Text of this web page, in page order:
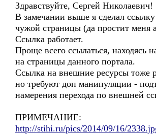
Здравствуйте, Сергей Николаевич!
В замечании выше я сделал
чужой страницы (да простит меня
Ссылка работает.
Проще всего ссылаться, находясь
на страницы данного портала.
Ссылка на внешние ресурсы тоже
но требуют доп манипуляции -
намерения перехода по внешней
ПРИМЕЧАНИЕ:
http://stihi.ru/pics/2014/09/16/